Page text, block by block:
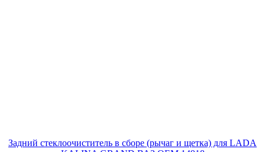
Задний стеклоочиститель в сборе (рычаг и щетка) для LADA